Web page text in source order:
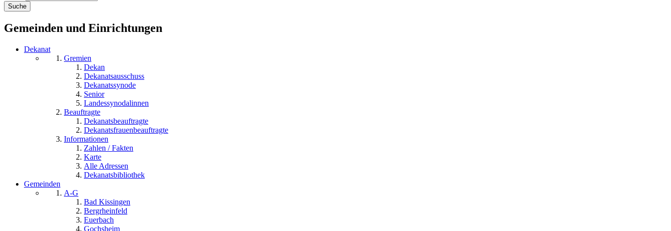
Gemeinden und Einrichtungen
Dekanat
Gremien
Dekan
Dekanatsausschuss
Dekanatssynode
Senior
Landessynodalinnen
Beauftragte
Dekanatsbeauftragte
Dekanatsfrauenbeauftragte
Informationen
Zahlen / Fakten
Karte
Alle Adressen
Dekanatsbibliothek
Gemeinden
A-G
Bad Kissingen
Bergrheinfeld
Euerbach
Gochsheim